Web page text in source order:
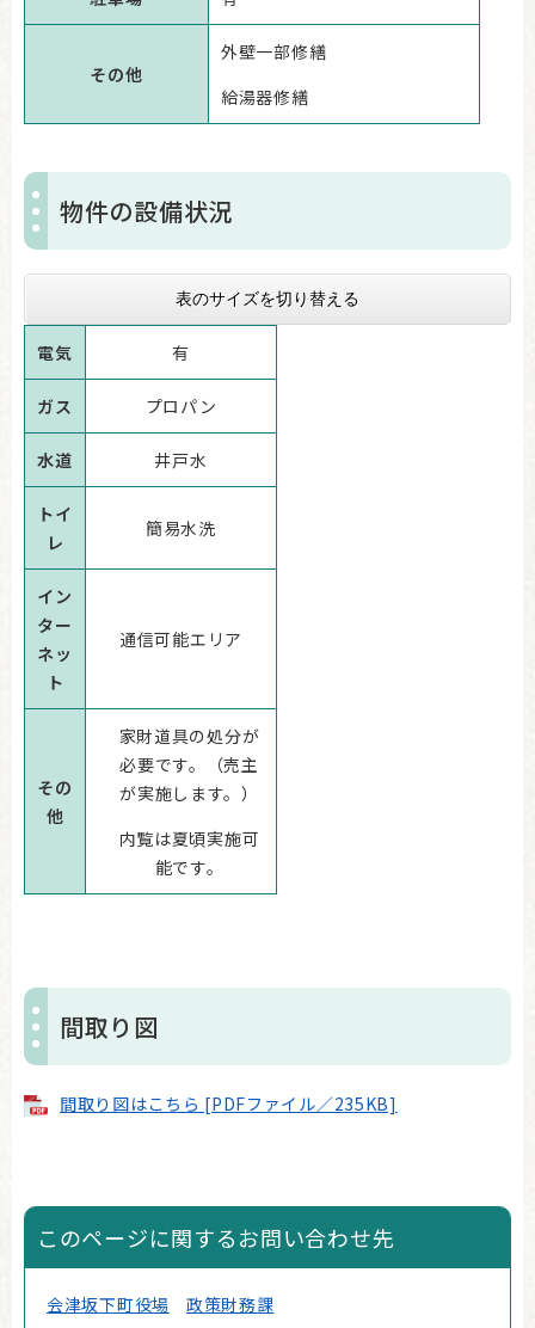
その他
外壁一部修繕
給湯器修繕
物件の設備状況
表のサイズを切り替える
電気 有
ガス プロパン
水道 井戸水
トイ
レ
簡易水洗
イン
ター
ネッ
ト
通信可能エリア
その
他
家財道具の処分が
必要です。（売主
が実施します。）
内覧は夏頃実施可
能です。
間取り図
間取り図はこちら [PDFファイル／235KB]
このページに関するお問い合わせ先
会津坂下町役場
政策財務課